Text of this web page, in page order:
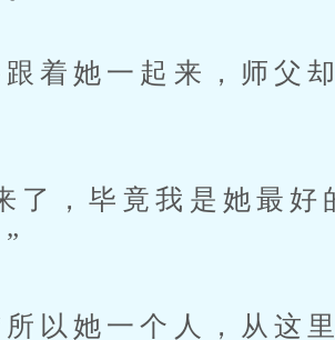
着她一起来，师父
，毕竟我是她最好
以她一个人，从这